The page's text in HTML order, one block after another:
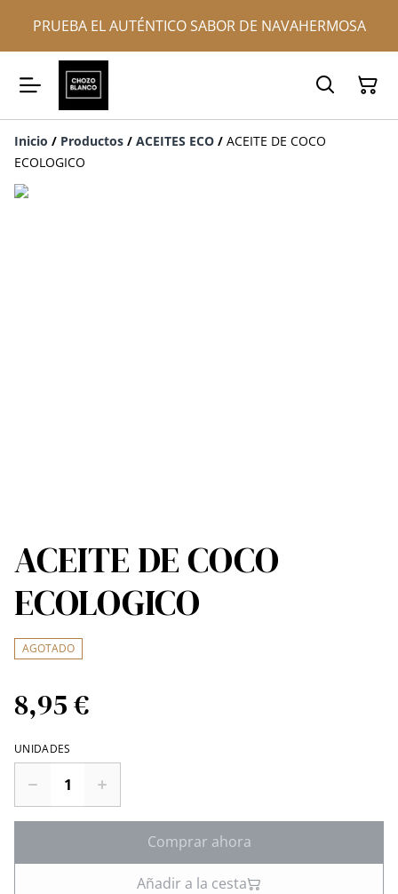
PRUEBA EL AUTÉNTICO SABOR DE NAVAHERMOSA
Inicio / Productos / ACEITES ECO / ACEITE DE COCO
ECOLOGICO
ACEITE DE COCO
ECOLOGICO
AGOTADO
8,95 €
UNIDADES
Comprar ahora
Añadir a la cesta